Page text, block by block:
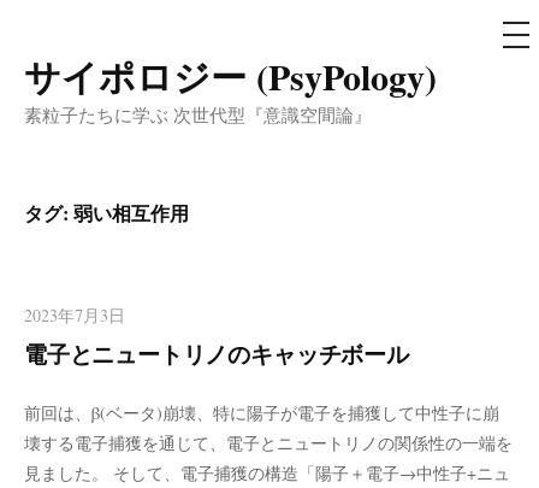
コ
ン
ツ
へ
ッ
プ
サイポロジー (PsyPology)
素粒子たちに学ぶ 次世代型『意識空間論』
メ
ニ
タグ: 弱い相互作用
2023年7月3日
電子とニュートリノのキャッチボール
前回は、β(ベータ)崩壊、特に陽子が電子を捕獲して中性子に崩
壊する電子捕獲を通じて、電子とニュートリノの関係性の一端を
見ました。 そして、電子捕獲の構造「陽子＋電子→中性子+ニュ